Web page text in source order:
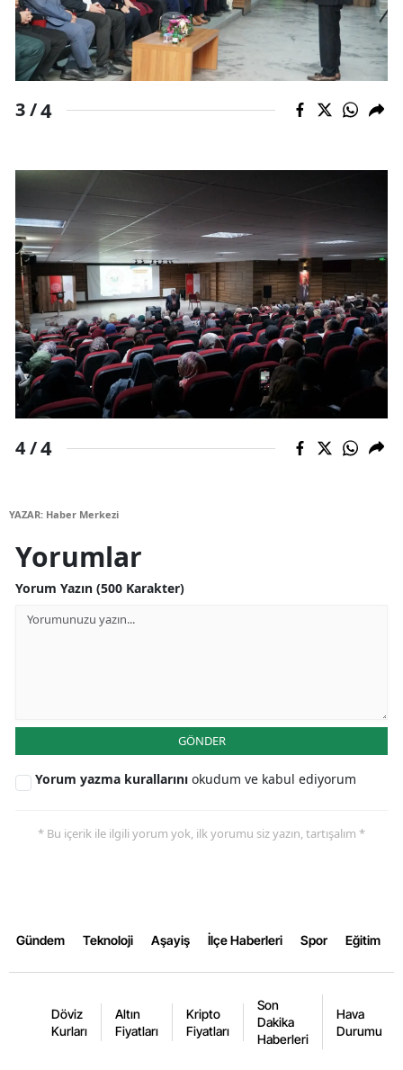
Muğla
Muş
Nevşehir
Rize
Sakarya
Samsun
Siirt
Sinop
Sivas
Tekirdağ
Aksaray
Ardahan
3 /4
4 /4
YAZAR: Haber Merkezi
Yorumlar
Yorum Yazın (500 Karakter)
GÖNDER
Yorum yazma kurallarını okudum ve kabul ediyorum
* Bu içerik ile ilgili yorum yok, ilk yorumu siz yazın, tartışalım *
Gündem Teknoloji Aşayiş İlçe Haberleri Spor Eğitim
Döviz
Kurları
Altın
Fiyatları
Kripto
Fiyatları
Son
Dakika
Haberleri
Hava
Durumu